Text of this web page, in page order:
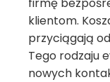
klientom.
przyciągają
Tego rodzaju
nowych